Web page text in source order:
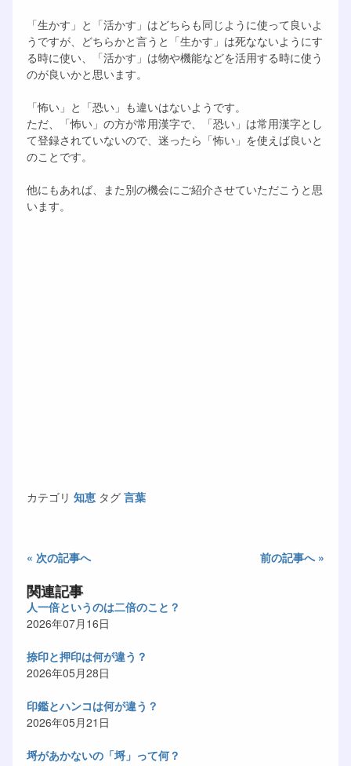
「生かす」と「活かす」はどちらも同じように使って良いよ
うですが、どちらかと言うと「生かす」は死なないようにす
る時に使い、「活かす」は物や機能などを活用する時に使う
のが良いかと思います。
「怖い」と「恐い」も違いはないようです。
ただ、「怖い」の方が常用漢字で、「恐い」は常用漢字とし
て登録されていないので、迷ったら「怖い」を使えば良いと
のことです。
他にもあれば、また別の機会にご紹介させていただこうと思
います。
カテゴリ 知恵 タグ 言葉
« 次の記事へ 前の記事へ »
関連記事
人一倍というのは二倍のこと？
2026年07月16日
捺印と押印は何が違う？
2026年05月28日
印鑑とハンコは何が違う？
2026年05月21日
埒があかないの「埒」って何？